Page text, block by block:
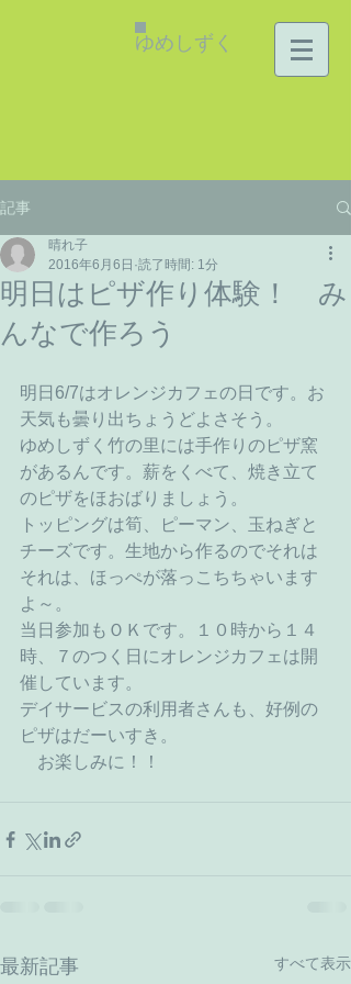
ゆめしずく
記事
明日はピザ作り体験！ み
んなで作ろう
晴れ子
2016年6月6日 読了時間: 1分
明日6/7はオレンジカフェの日です。お
天気も曇り出ちょうどよさそう。
ゆめしずく竹の里には手作りのピザ窯
があるんです。薪をくべて、焼き立て
のピザをほおばりましょう。
トッピングは筍、ピーマン、玉ねぎと
チーズです。生地から作るのでそれは
それは、ほっぺが落っこちちゃいます
よ～。
当日参加もＯＫです。１０時から１４
時、７のつく日にオレンジカフェは開
催しています。
デイサービスの利用者さんも、好例の
ピザはだーいすき。
お楽しみに！！
最新記事 すべて表示